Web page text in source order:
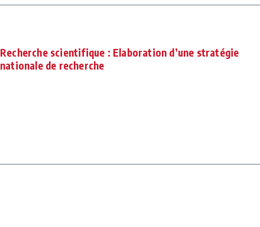
Recherche scientifique : Elaboration d’une stratégie
nationale de recherche